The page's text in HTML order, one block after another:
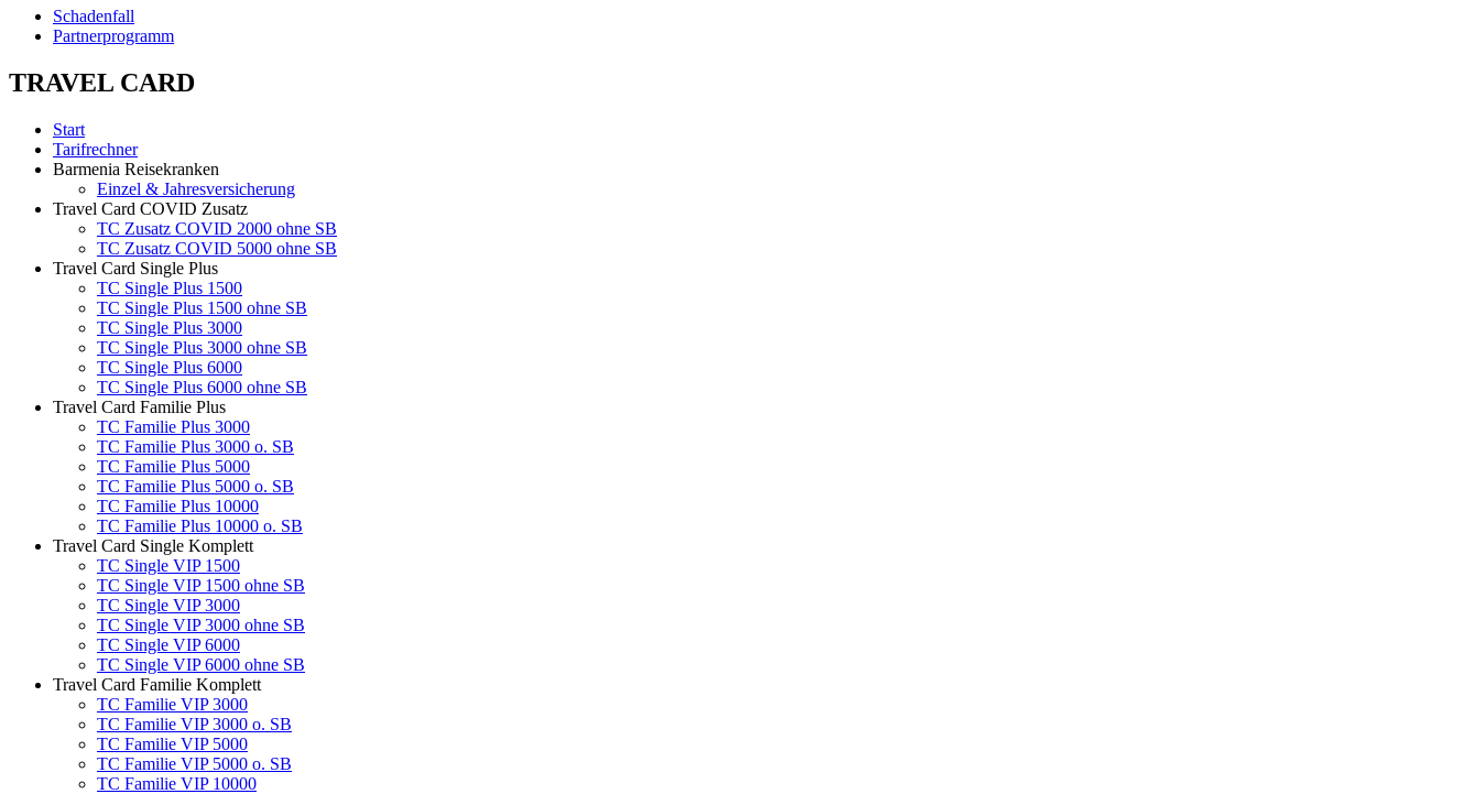
Schadenfall
Partnerprogramm
TRAVEL CARD
Start
Tarifrechner
Barmenia Reisekranken
Einzel & Jahresversicherung
Travel Card COVID Zusatz
TC Zusatz COVID 2000 ohne SB
TC Zusatz COVID 5000 ohne SB
Travel Card Single Plus
TC Single Plus 1500
TC Single Plus 1500 ohne SB
TC Single Plus 3000
TC Single Plus 3000 ohne SB
TC Single Plus 6000
TC Single Plus 6000 ohne SB
Travel Card Familie Plus
TC Familie Plus 3000
TC Familie Plus 3000 o. SB
TC Familie Plus 5000
TC Familie Plus 5000 o. SB
TC Familie Plus 10000
TC Familie Plus 10000 o. SB
Travel Card Single Komplett
TC Single VIP 1500
TC Single VIP 1500 ohne SB
TC Single VIP 3000
TC Single VIP 3000 ohne SB
TC Single VIP 6000
TC Single VIP 6000 ohne SB
Travel Card Familie Komplett
TC Familie VIP 3000
TC Familie VIP 3000 o. SB
TC Familie VIP 5000
TC Familie VIP 5000 o. SB
TC Familie VIP 10000